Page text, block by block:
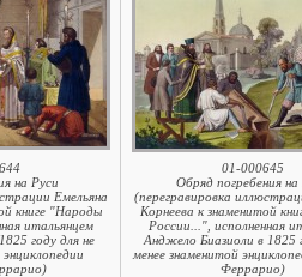
на Руси
Емельяна
книге "Народы
итальянцем
году для не
01-000645
Обряд погребения на
(перегравировка
Корнеева к знаменитой
России...", исполненная
Анджело Биазиоли в 1825
менее знаменитой
Феррарио)